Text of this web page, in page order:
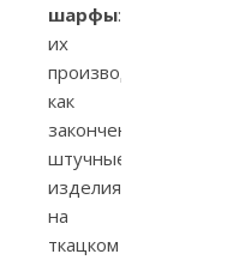
шарфы:
их
производили
как
законченные
штучные
изделия
на
ткацком